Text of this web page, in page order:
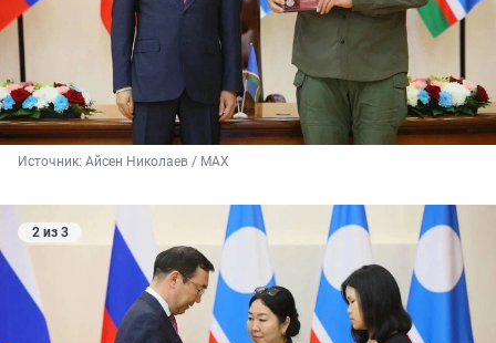
Источник: Айсен Николаев / МАХ
2 из 3